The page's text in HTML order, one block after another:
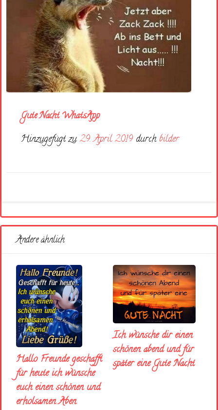
Gute Nacht WhatsApp
Hinzugefügt zu29. April 2019 durch bilder
Andere ähnlich
Hallo Freunde geschafft
für heute ich wünsche
euch einen schönen und
erholsamen Aben
Ich wünsche dir einen
schönen abend und fúr
später eine Gute Nacht